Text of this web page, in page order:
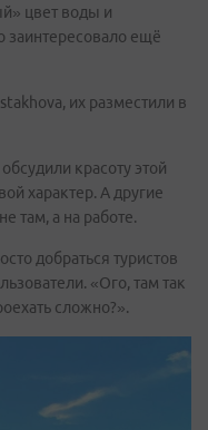
цвет воды и
заинтересовало ещё
их разместили в
красоту этой
характер. А другие
там, а на работе.
добраться туристов
«Ого, там так
сложно?».